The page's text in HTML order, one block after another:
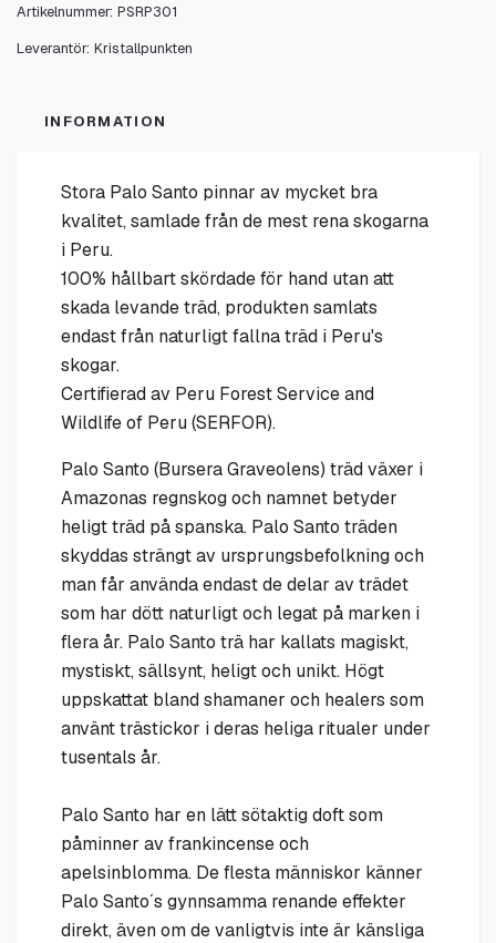
Artikelnummer: PSRP301
Leverantör: Kristallpunkten
INFORMATION
Stora Palo Santo pinnar av mycket bra
kvalitet, samlade från de mest rena skogarna
i Peru.
100% hållbart skördade för hand utan att
skada levande träd, produkten samlats
endast från naturligt fallna träd i Peru's
skogar.
Certifierad av Peru Forest Service and
Wildlife of Peru (SERFOR).
Palo Santo (Bursera Graveolens) träd växer i
Amazonas regnskog och namnet betyder
heligt träd på spanska. Palo Santo träden
skyddas strängt av ursprungsbefolkning och
man får använda endast de delar av trädet
som har dött naturligt och legat på marken i
flera år. Palo Santo trä har kallats magiskt,
mystiskt, sällsynt, heligt och unikt. Högt
uppskattat bland shamaner och healers som
använt trästickor i deras heliga ritualer under
tusentals år.
Palo Santo har en lätt sötaktig doft som
påminner av frankincense och
apelsinblomma. De flesta människor känner
Palo Santo´s gynnsamma renande effekter
direkt, även om de vanligtvis inte är känsliga